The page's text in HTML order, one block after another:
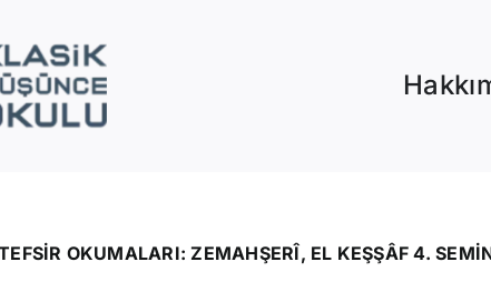
OKUMALARI: ZEMAHŞERÎ, EL KEŞŞÂF 4.